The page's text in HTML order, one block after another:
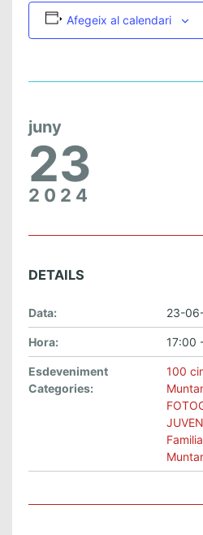
Afegeix al calendari
juny
23
2024
DETAILS
Data: 23-
Hora: 17:00
Esdeveniment
Categories:
100